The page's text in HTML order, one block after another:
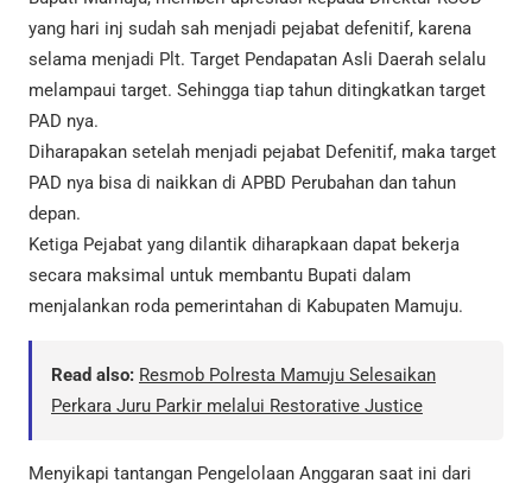
yang hari inj sudah sah menjadi pejabat defenitif, karena
selama menjadi Plt. Target Pendapatan Asli Daerah selalu
melampaui target. Sehingga tiap tahun ditingkatkan target
PAD nya.
Diharapakan setelah menjadi pejabat Defenitif, maka target
PAD nya bisa di naikkan di APBD Perubahan dan tahun
depan.
Ketiga Pejabat yang dilantik diharapkaan dapat bekerja
secara maksimal untuk membantu Bupati dalam
menjalankan roda pemerintahan di Kabupaten Mamuju.
Read also: Resmob Polresta Mamuju Selesaikan
Perkara Juru Parkir melalui Restorative Justice
Menyikapi tantangan Pengelolaan Anggaran saat ini dari